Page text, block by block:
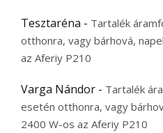
Tesztaréna - Tartalék
otthonra, vagy bárhová,
az Aferiy P210
Varga Nándor - Tartalék
esetén otthonra, vagy
2400 W-os az Aferiy P210